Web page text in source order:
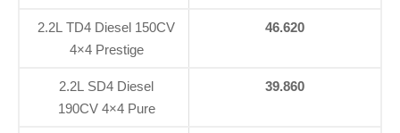
2.2L TD4 Diesel 150CV
4×4 Prestige
46.620
2.2L SD4 Diesel
190CV 4×4 Pure
39.860